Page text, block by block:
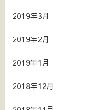
2019年3月
2019年2月
2019年1月
2018年12月